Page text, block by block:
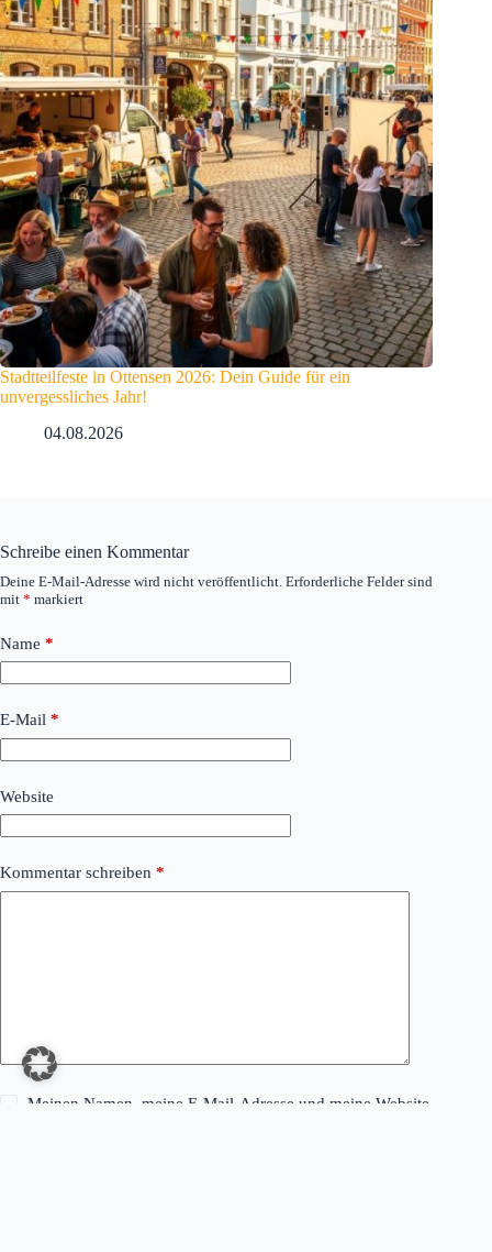
Stadtteilfeste in Ottensen 2026: Dein Guide für ein
unvergessliches Jahr!
04.08.2026
Schreibe einen Kommentar
Deine E-Mail-Adresse wird nicht veröffentlicht. Erforderliche Felder sind
mit * markiert
Name *
E-Mail *
Website
Kommentar schreiben *
Meinen Namen, meine E-Mail-Adresse und meine Website